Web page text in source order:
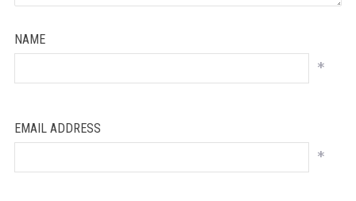
NAME
*
EMAIL ADDRESS
*